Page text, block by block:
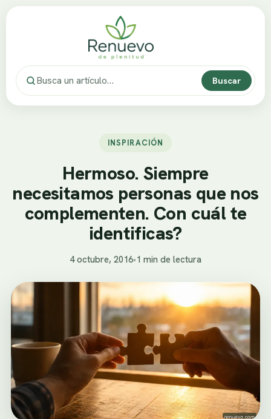
Buscar
INSPIRACIÓN
Hermoso. Siempre
necesitamos personas que nos
complementen. Con cuál te
identificas?
4 octubre, 2016•1 min de lectura